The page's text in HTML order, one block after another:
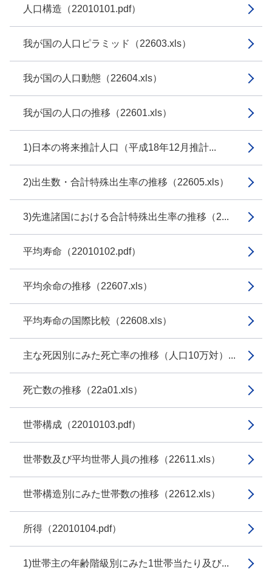
人口構造（22010101.pdf）
我が国の人口ピラミッド（22603.xls）
我が国の人口動態（22604.xls）
我が国の人口の推移（22601.xls）
1)日本の将来推計人口（平成18年12月推計...
2)出生数・合計特殊出生率の推移（22605.xls）
3)先進諸国における合計特殊出生率の推移（2...
平均寿命（22010102.pdf）
平均余命の推移（22607.xls）
平均寿命の国際比較（22608.xls）
主な死因別にみた死亡率の推移（人口10万対）...
死亡数の推移（22a01.xls）
世帯構成（22010103.pdf）
世帯数及び平均世帯人員の推移（22611.xls）
世帯構造別にみた世帯数の推移（22612.xls）
所得（22010104.pdf）
1)世帯主の年齢階級別にみた1世帯当たり及び...